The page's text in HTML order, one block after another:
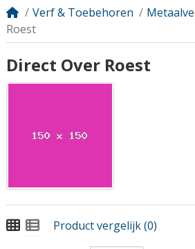
Verf & Toebehoren
Roest
Direct Over Roest
Product vergelijk (0)